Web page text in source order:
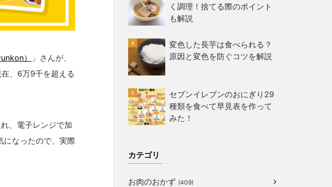
）
」さんが、
、6万9千を超える
、電子レンジで加
になったので、実際
く調理！捨てる際のポイント
も解説
変色した長芋は食べられる？
原因と変色を防ぐコツを解説
セブンイレブンのおにぎり29
種類を食べて早見表を作って
みた！
カテゴリ
お肉のおかず (409)